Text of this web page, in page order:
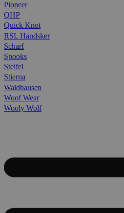
Pioneer
QHP
Quick Knot
RSL Handsker
Scharf
Spooks
Steifel
Stierna
Waldhausen
Woof Wear
Wooly Wolf